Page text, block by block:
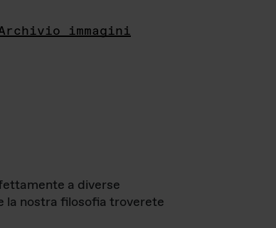
immagini
a diverse
la nostra filosofia troverete